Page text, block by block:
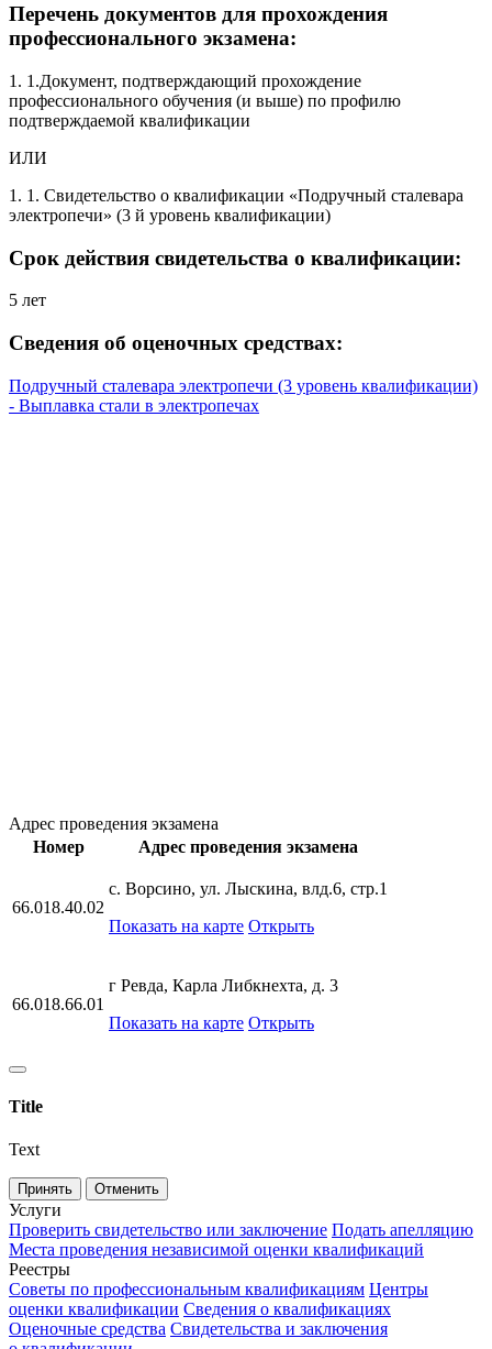
Перечень документов для прохождения
профессионального экзамена:
1. 1.Документ, подтверждающий прохождение
профессионального обучения (и выше) по профилю
подтверждаемой квалификации
ИЛИ
1. 1. Свидетельство о квалификации «Подручный сталевара
электропечи» (3 й уровень квалификации)
Срок действия свидетельства о квалификации:
5 лет
Сведения об оценочных средствах:
Подручный сталевара электропечи (3 уровень квалификации)
- Выплавка стали в электропечах
Адрес проведения экзамена
Номер
Адрес проведения экзамена
66.018.40.02
с. Ворсино, ул. Лыскина, влд.6, стр.1
Показать на карте Открыть
66.018.66.01
г Ревда, Карла Либкнехта, д. 3
Показать на карте Открыть
Title
Text
Принять Отменить
Услуги
Проверить свидетельство или заключение Подать апелляцию
Места проведения независимой оценки квалификаций
Реестры
Советы по профессиональным квалификациям Центры
оценки квалификации Сведения о квалификациях
Оценочные средства Свидетельства и заключения